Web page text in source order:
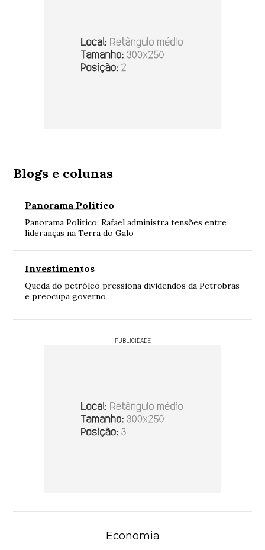
Blogs e colunas
Panorama Político
Panorama Político: Rafael administra tensões entre
lideranças na Terra do Galo
Investimentos
Queda do petróleo pressiona dividendos da Petrobras
e preocupa governo
PUBLICIDADE
Economia